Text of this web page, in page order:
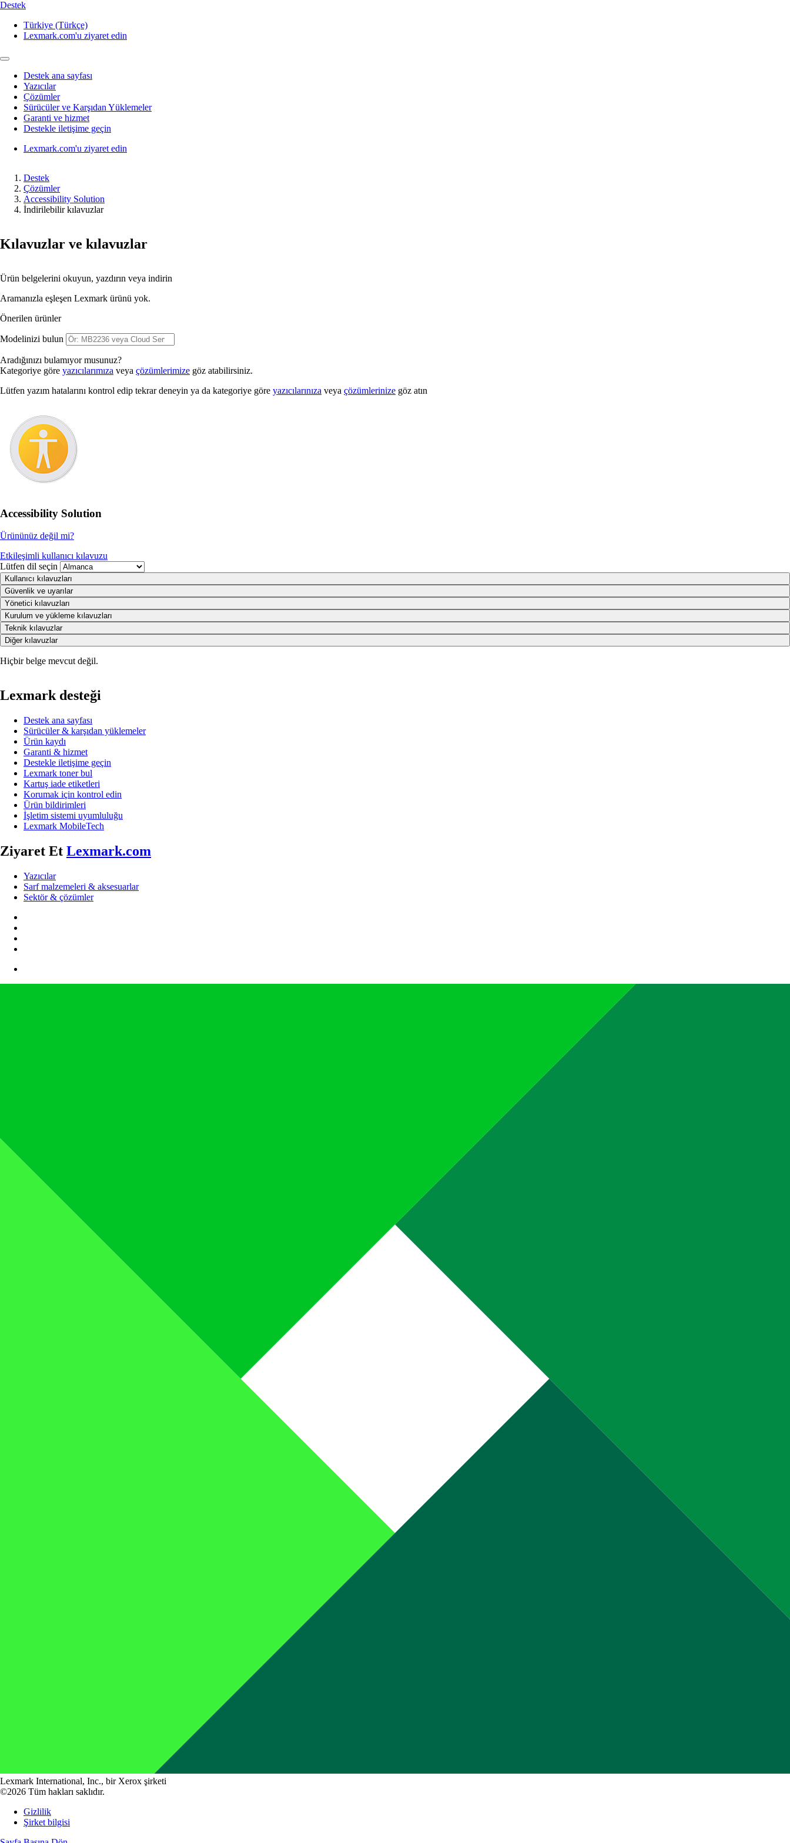
Destek
Türkiye (Türkçe)
Lexmark.com'u ziyaret edin
Destek ana sayfası
Yazıcılar
Çözümler
Sürücüler ve Karşıdan Yüklemeler
Garanti ve hizmet
Destekle iletişime geçin
Lexmark.com'u ziyaret edin
Destek
Çözümler
Accessibility Solution
İndirilebilir kılavuzlar
Kılavuzlar ve kılavuzlar
Ürün belgelerini okuyun, yazdırın veya indirin
Aramanızla eşleşen Lexmark ürünü yok.
Önerilen ürünler
Modelinizi bulun
Aradığınızı bulamıyor musunuz?
Kategoriye göre yazıcılarımıza veya çözümlerimize göz atabilirsiniz.
Lütfen yazım hatalarını kontrol edip tekrar deneyin ya da kategoriye göre yazıcılarınıza veya çözümlerinize göz atın
Accessibility Solution
Ürününüz değil mi?
Etkileşimli kullanıcı kılavuzu
Lütfen dil seçin
Kullanıcı kılavuzları
Güvenlik ve uyarılar
Yönetici kılavuzları
Kurulum ve yükleme kılavuzları
Teknik kılavuzlar
Diğer kılavuzlar
Hiçbir belge mevcut değil.
Lexmark desteği
Destek ana sayfası
Sürücüler & karşıdan yüklemeler
Ürün kaydı
Garanti & hizmet
Destekle iletişime geçin
Lexmark toner bul
Kartuş iade etiketleri
Korumak için kontrol edin
Ürün bildirimleri
İşletim sistemi uyumluluğu
Lexmark MobileTech
Ziyaret Et Lexmark.com
Yazıcılar
Sarf malzemeleri & aksesuarlar
Sektör & çözümler
Lexmark International, Inc., bir Xerox şirketi
©2026 Tüm hakları saklıdır.
Gizlilik
Şirket bilgisi